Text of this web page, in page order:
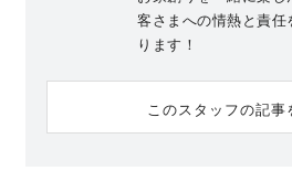
客さまへの情熱と責任
ります！
このスタッフの記事